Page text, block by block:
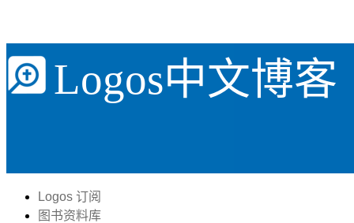
Logos中文博客
Logos 订阅
图书资料库